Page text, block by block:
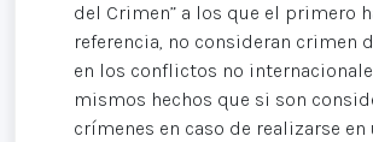
del Crimen” a los que el primero
referencia, no consideran crimen
en los conflictos no
mismos hechos que si son
crímenes en caso de realizarse en